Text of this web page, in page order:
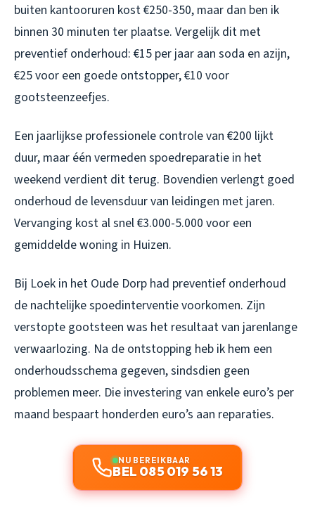
buiten kantooruren kost €250-350, maar dan ben ik
binnen 30 minuten ter plaatse. Vergelijk dit met
preventief onderhoud: €15 per jaar aan soda en azijn,
€25 voor een goede ontstopper, €10 voor
gootsteenzeefjes.
Een jaarlijkse professionele controle van €200 lijkt
duur, maar één vermeden spoedreparatie in het
weekend verdient dit terug. Bovendien verlengt goed
onderhoud de levensduur van leidingen met jaren.
Vervanging kost al snel €3.000-5.000 voor een
gemiddelde woning in Huizen.
Bij Loek in het Oude Dorp had preventief onderhoud
de nachtelijke spoedinterventie voorkomen. Zijn
verstopte gootsteen was het resultaat van jarenlange
verwaarlozing. Na de ontstopping heb ik hem een
onderhoudsschema gegeven, sindsdien geen
problemen meer. Die investering van enkele euro’s per
maand bespaart honderden euro’s aan reparaties.
NU BEREIKBAAR
BEL 085 019 56 13